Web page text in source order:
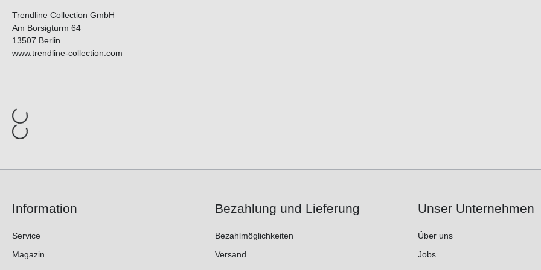
Trendline Collection GmbH
Am Borsigturm 64
13507 Berlin
www.trendline-collection.com
Information
Service
Magazin
Bezahlung und Lieferung
Bezahlmöglichkeiten
Versand
Unser Unternehmen
Über uns
Jobs